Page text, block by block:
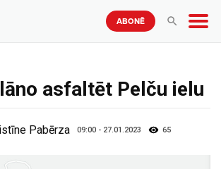
ABONĒ
asfaltēt Pelču ielu
Pabērza 09:00 - 27.01.2023 65